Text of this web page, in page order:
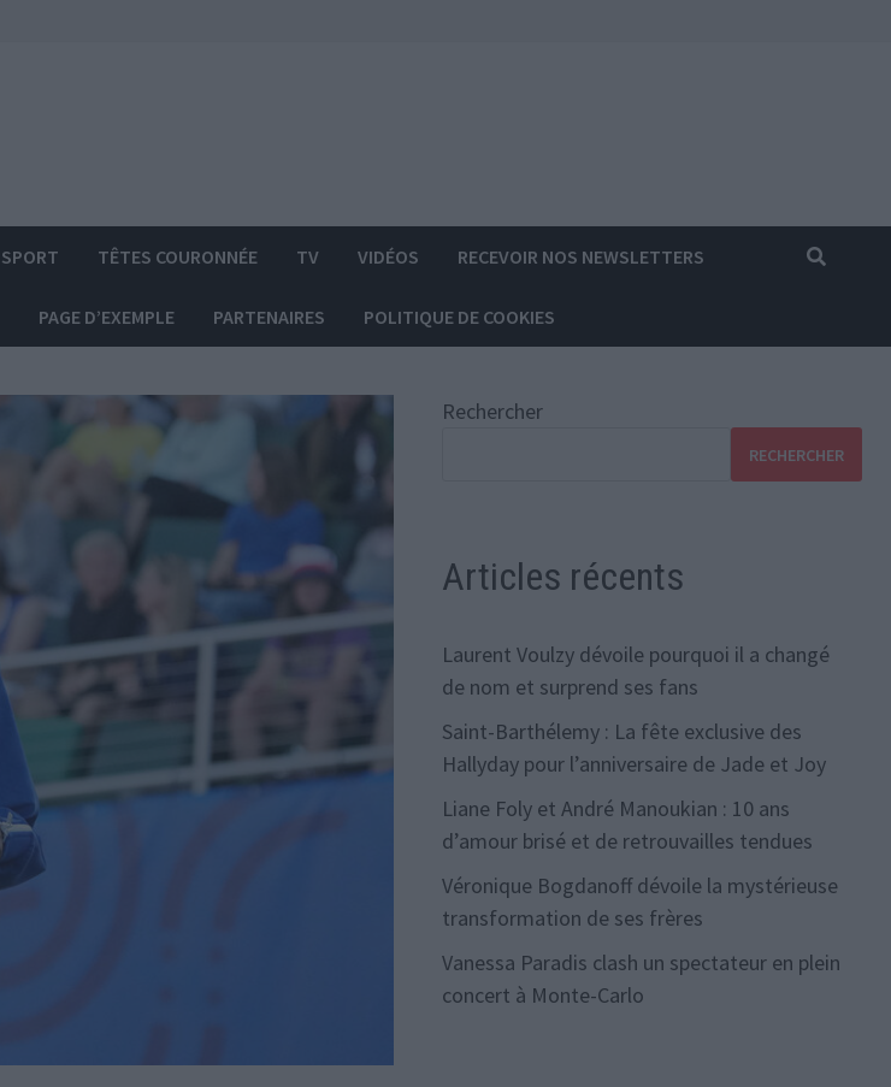
SPORT TÊTES COURONNÉE TV VIDÉOS RECEVOIR NOS NEWSLETTERS
PAGE D’EXEMPLE PARTENAIRES POLITIQUE DE COOKIES
Rechercher
RECHERCHER
Articles récents
Laurent Voulzy dévoile pourquoi il a changé
de nom et surprend ses fans
Saint-Barthélemy : La fête exclusive des
Hallyday pour l’anniversaire de Jade et Joy
Liane Foly et André Manoukian : 10 ans
d’amour brisé et de retrouvailles tendues
Véronique Bogdanoff dévoile la mystérieuse
transformation de ses frères
Vanessa Paradis clash un spectateur en plein
concert à Monte-Carlo